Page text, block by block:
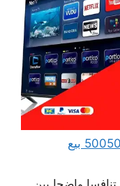
بيع تلفزيونات شاشات الكويت 50050623 بيع